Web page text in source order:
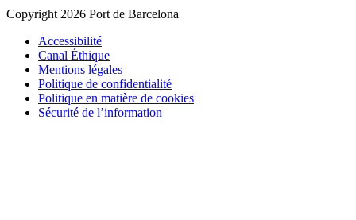
Copyright 2026 Port de Barcelona
Accessibilité
Canal Éthique
Mentions légales
Politique de confidentialité
Politique en matière de cookies
Sécurité de l’information